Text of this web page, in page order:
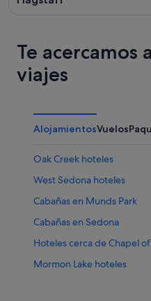
Te acercamos
viajes
AlojamientosVuelos
Oak Creek hoteles
West Sedona hoteles
Cabañas en Munds Park
Cabañas en Sedona
Hoteles cerca de Chapel
Mormon Lake hoteles